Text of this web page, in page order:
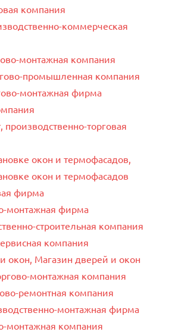
компания
коммерческая
монтажная компания
промышленная компания
монтажная фирма
торговая
окон и термофасадов,
окон и термофасадов
фирма
монтажная фирма
строительная компания
компания
окон, Магазин дверей и окон
монтажная компания
ремонтная компания
монтажная фирма
монтажная компания